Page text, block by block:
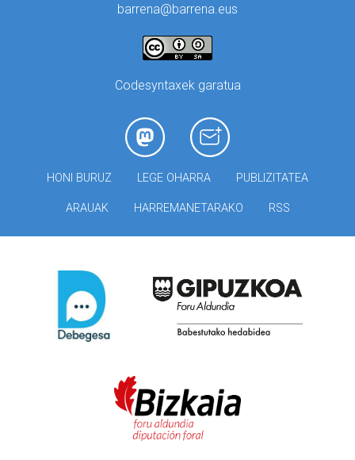
barrena@barrena.eus
Codesyntaxek garatua
HONI BURUZ LEGE OHARRA PUBLIZITATEA
ARAUAK HARREMANETARAKO RSS